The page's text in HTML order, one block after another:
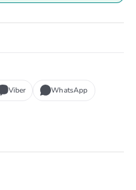
Viber WhatsApp